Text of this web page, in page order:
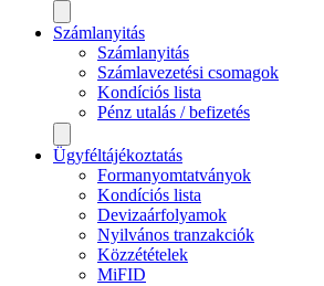
Számlanyitás
Számlanyitás
Számlavezetési csomagok
Kondíciós lista
Pénz utalás / befizetés
Ügyféltájékoztatás
Formanyomtatványok
Kondíciós lista
Devizaárfolyamok
Nyilvános tranzakciók
Közzétételek
MiFID